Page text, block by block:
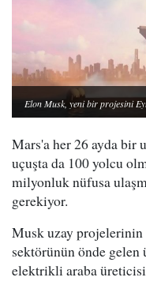
Elon Musk, yeni bir projesini
Mars'a her 26 ayda bir
uçuşta da 100 yolcu
milyonluk nüfusa
gerekiyor.
Musk uzay projelerinin
sektörünün önde gelen
elektrikli araba